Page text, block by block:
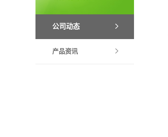
公司动态
产品资讯